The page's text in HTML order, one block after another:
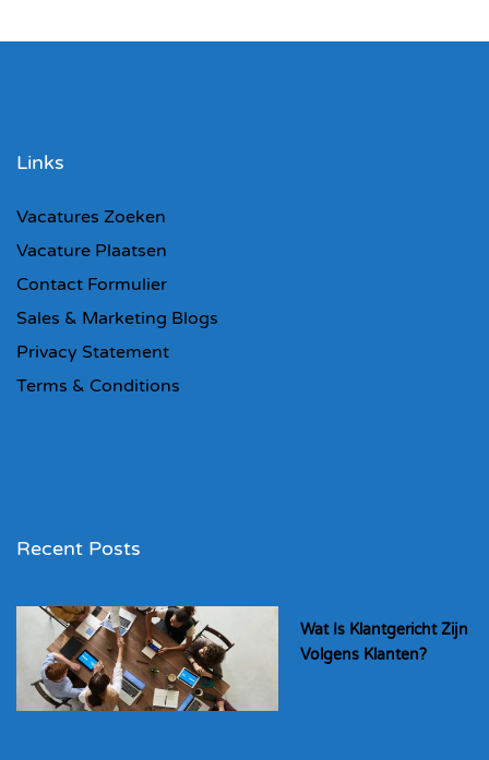
Links
Vacatures Zoeken
Vacature Plaatsen
Contact Formulier
Sales & Marketing Blogs
Privacy Statement
Terms & Conditions
Recent Posts
Wat Is Klantgericht Zijn
Volgens Klanten?